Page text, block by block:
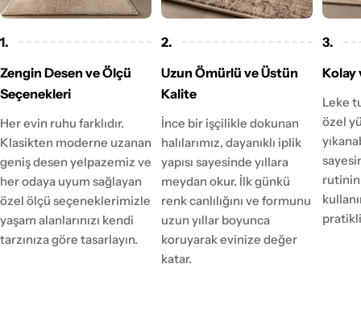
1.
Zengin Desen ve Ölçü
Seçenekleri
Her evin ruhu farklıdır.
Klasikten moderne uzanan
geniş desen yelpazemiz ve
her odaya uyum sağlayan
özel ölçü seçeneklerimizle
yaşam alanlarınızı kendi
tarzınıza göre tasarlayın.
2.
Uzun Ömürlü ve Üstün
Kalite
İnce bir işçilikle dokunan
halılarımız, dayanıklı iplik
yapısı sayesinde yıllara
meydan okur. İlk günkü
renk canlılığını ve formunu
uzun yıllar boyunca
koruyarak evinize değer
katar.
3.
Kolay
Leke
özel